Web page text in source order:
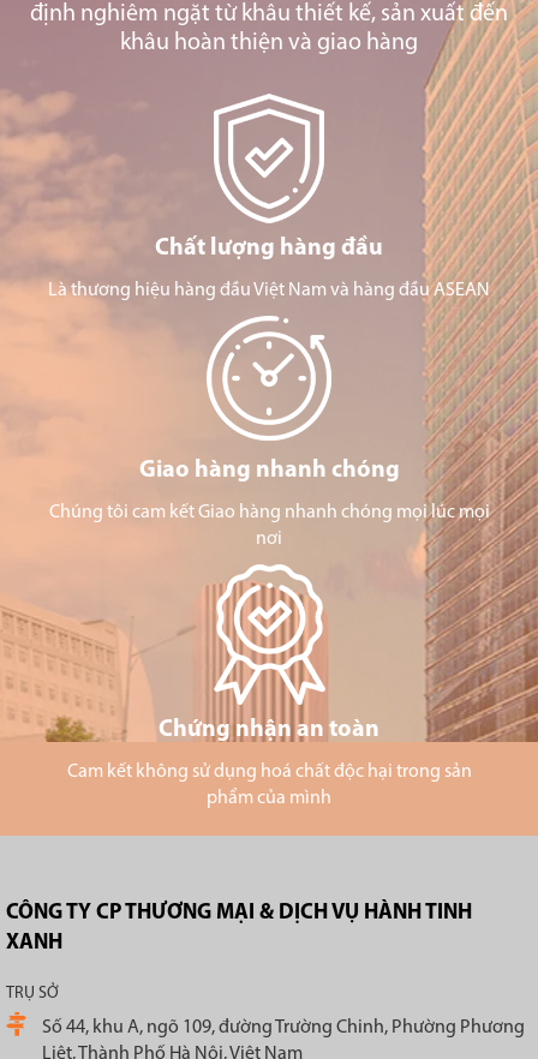
định nghiêm ngặt từ khâu thiết kế, sản xuất đến
khâu hoàn thiện và giao hàng
Chất lượng hàng đầu
Là thương hiệu hàng đầu Việt Nam và hàng đầu ASEAN
Giao hàng nhanh chóng
Chúng tôi cam kết Giao hàng nhanh chóng mọi lúc mọi
nơi
Chứng nhận an toàn
Cam kết không sử dụng hoá chất độc hại trong sản
phẩm của mình
CÔNG TY CP THƯƠNG MẠI & DỊCH VỤ HÀNH TINH
XANH
TRỤ SỞ
Số 44, khu A, ngõ 109, đường Trường Chinh, Phường Phương
Liệt, Thành Phố Hà Nội, Việt Nam